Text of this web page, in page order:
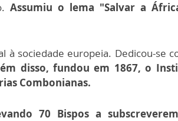
Assumiu o lema "Salvar a
sociedade europeia. Dedicou-se
disso, fundou em 1867, o
Combonianas.
70 Bispos a